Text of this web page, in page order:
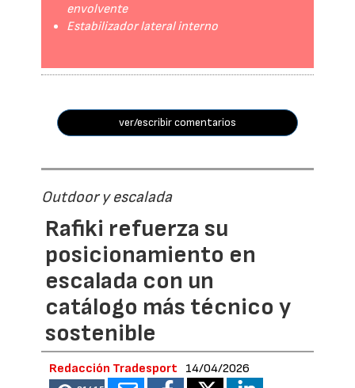
envolvente
Estabilizador lateral interno
ver/escribir comentarios
Outdoor y escalada
Rafiki refuerza su
posicionamiento en
escalada con un
catálogo más técnico y
sostenible
Redacción Tradesport 14/04/2026